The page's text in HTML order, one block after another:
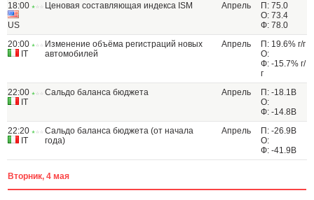
18:00
US
Ценовая составляющая индекса ISM Апрель
П: 75.0
О: 73.4
Ф: 78.0
20:00
IT
Изменение объёма регистраций новых
автомобилей
Апрель
П: 19.6% г/г
О:
Ф: -15.7% г/
г
22:00
IT
Сальдо баланса бюджета Апрель
П: -18.1B
О:
Ф: -14.8B
22:20
IT
Сальдо баланса бюджета (от начала
года)
Апрель
П: -26.9B
О:
Ф: -41.9B
Вторник, 4 мая